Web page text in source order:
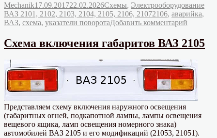
указателей
поворота
и
сигнализации
на
ВАЗ
2106»
Автор
MechanikОпубликовано
17.09.201722.02.2026Рубрики
Схемы, Электрооборудование
ВАЗ 2101, 2102, 2103, 2104, 2105, 2106, 2107Метки
2106, аварийка,
ВАЗ, схема, указатели поворотаДобавить комментарий
Схема
поворота
и
на
ВАЗ
Схема включения габаритов ВАЗ 2105
Представляем схему включения наружного освещения
(габаритных огней, подкапотной лампы, лампы освещения
вещевого ящика, ламп освещения номерного знака)
автомобилей ВАЗ 2105 и его модификаций (21053, 21051).